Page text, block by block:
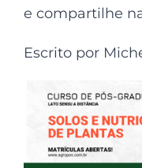
e compartilhe
Escrito por